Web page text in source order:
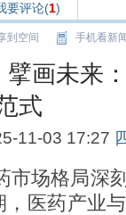
要评论(1)
到空间 手机看新闻
擘画未来
式
11-03 17:27
市场格局深
，医药产业